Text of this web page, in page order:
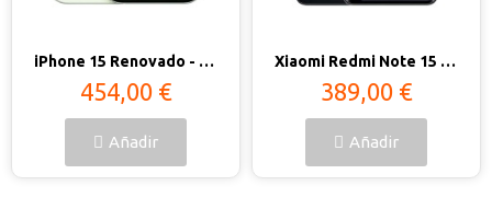
Vista rápida iPhone 15 Renovado - Estado Excelente
454,00 €
Añadir
Vista rápida Xiaomi Redmi Note 15 5G
389,00 €
Añadir